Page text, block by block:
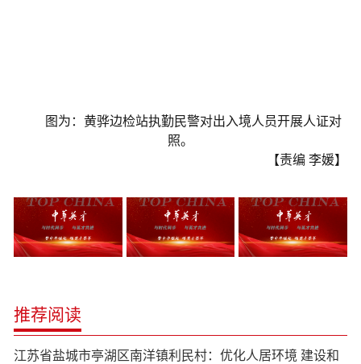
图为：黄骅边检站执勤民警对出入境人员开展人证对
照。
【责编 李媛】
推荐阅读
江苏省盐城市亭湖区南洋镇利民村：优化人居环境 建设和